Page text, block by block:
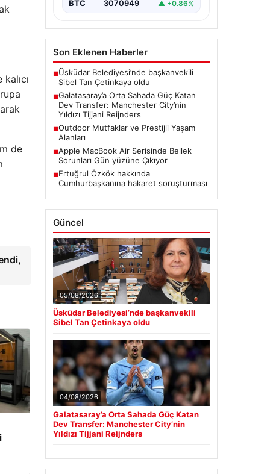
de
BTC 3070949 ▲ +0.86%
Son Eklenen Haberler
■Üsküdar Belediyesi’nde başkanvekili
Sibel Tan Çetinkaya oldu
■Galatasaray’a Orta Sahada Güç Katan
Dev Transfer: Manchester City’nin
Yıldızı Tijjani Reijnders
■Outdoor Mutfaklar ve Prestijli Yaşam
Alanları
■Apple MacBook Air Serisinde Bellek
Sorunları Gün yüzüne Çıkıyor
■Ertuğrul Özkök hakkında
Cumhurbaşkanına hakaret soruşturması
Güncel
05/08/2026
Üsküdar Belediyesi’nde başkanvekili
Sibel Tan Çetinkaya oldu
04/08/2026
Galatasaray’a Orta Sahada Güç Katan
Dev Transfer: Manchester City’nin
Yıldızı Tijjani Reijnders